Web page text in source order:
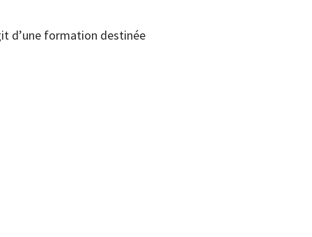
d’une formation destinée